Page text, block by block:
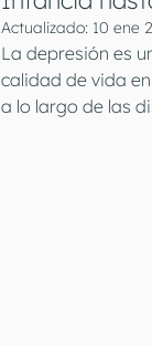
Actualizado: 10 ene
La depresión es
calidad de vida
a lo largo de las